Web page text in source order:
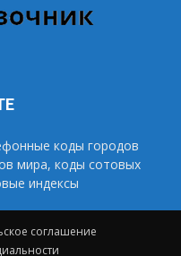
коды городов
мира, коды сотовых
индексы
соглашение